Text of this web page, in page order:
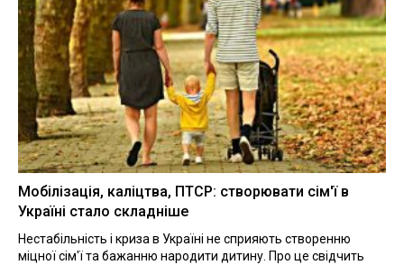
Мобілізація, каліцтва, ПТСР: створювати сім'ї в
Україні стало складніше
Нестабільність і криза в Україні не сприяють створенню
міцної сім'ї та бажанню народити дитину. Про це свідчить